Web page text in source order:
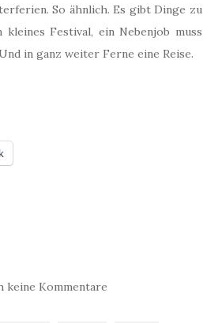
So ähnlich. Es gibt Dinge zu
Festival, ein Nebenjob muss
in ganz weiter Ferne eine Reise.
keine Kommentare